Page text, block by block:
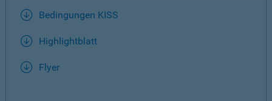
Bedingungen KISS
Highlightblatt
Flyer